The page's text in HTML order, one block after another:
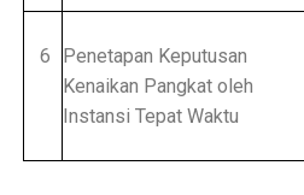
6
Penetapan Keputusan
Kenaikan Pangkat oleh
Instansi Tepat Waktu